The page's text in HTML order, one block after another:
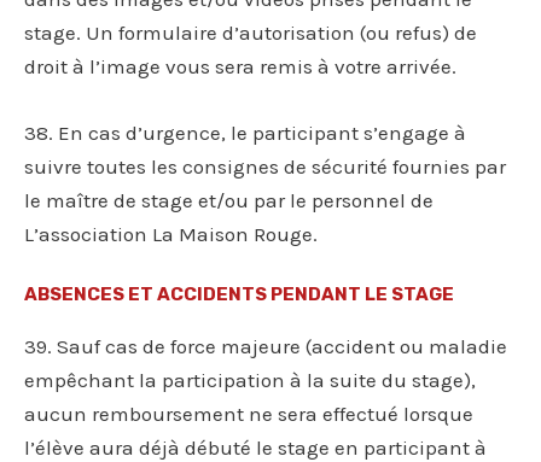
stage. Un formulaire d’autorisation (ou refus) de
droit à l’image vous sera remis à votre arrivée.
38. En cas d’urgence, le participant s’engage à
suivre toutes les consignes de sécurité fournies par
le maître de stage et/ou par le personnel de
L’association La Maison Rouge.
ABSENCES ET ACCIDENTS PENDANT LE STAGE
39. Sauf cas de force majeure (accident ou maladie
empêchant la participation à la suite du stage),
aucun remboursement ne sera effectué lorsque
l’élève aura déjà débuté le stage en participant à